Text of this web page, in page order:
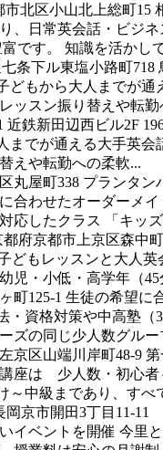
市北区小山北上総町15
、日常英会話・ビジ
です。 知識を活かし
条下ル東塩小路町718
どもから大人までが
ッスン振り替えや転勤
近鉄新田辺西ビル2F
までが通える大手英
えや転勤への柔軟...
丸屋町338 プランタン
合わせたオーダーメ
応したクラス 「キッ
都府京都市上京区森中
どもレッスンと大
児・小低・高学年（45
町125-1 生徒の希望に
・資格対策や中高塾
ズの同じ少人数グルー
京区山端川岸町48-9
座は 少人数・初心
中級まであり、すべ
岡京市開田3丁目11-
イベントを開催 今里